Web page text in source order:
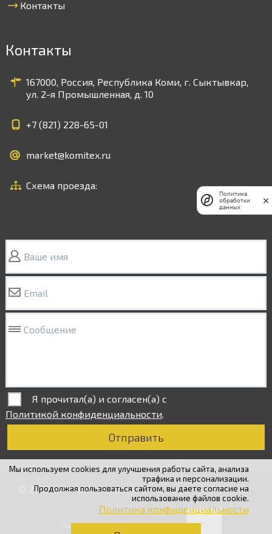
Мы используем cookies для улучшения работы сайта, анализа
трафика и персонализации.
Продолжая пользоваться сайтом, вы даете согласие на
использование файлов cookie.
Политика конфиденциальности
Контакты
Контакты
167000, Россия, Республика Коми, г. Сыктывкар,
ул. 2-я Промышленная, д. 10
+7 (821) 228-65-01
market@komitex.ru
Схема проезда:
Ваше имя
Email
Сообщение
Я прочитал(а) и согласен(а) с
Политикой конфиденциальности.
Отправить
© 2025 АО «Комитекс»
Политика конфиденциальности
Политика
обработки
данных